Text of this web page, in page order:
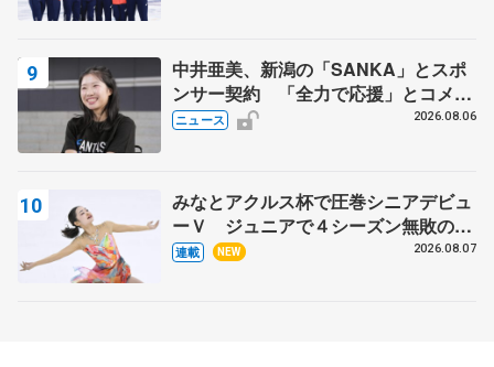
中井亜美、新潟の「SANKA」とスポ
ンサー契約 「全力で応援」とコメン
ト
ニュース 2026.08.06
みなとアクルス杯で圧巻シニアデビュ
ーＶ ジュニアで４シーズン無敗の島
田麻央
連載 NEW 2026.08.07